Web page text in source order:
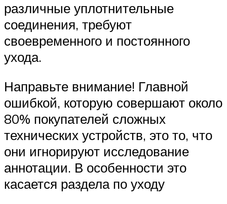
различные уплотнительные
соединения, требуют
своевременного и постоянного
ухода.
Направьте внимание! Главной
ошибкой, которую совершают около
80% покупателей сложных
технических устройств, это то, что
они игнорируют исследование
аннотации. В особенности это
касается раздела по уходу